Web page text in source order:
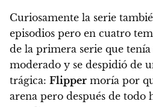
Curiosamente la serie
episodios pero en cuatro
de la primera serie que tenía
moderado y se despidió de
trágica: Flipper moría por
arena pero después de todo